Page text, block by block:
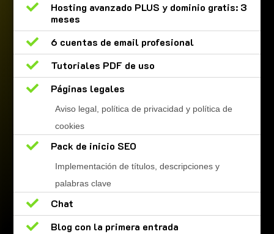

Hosting avanzado PLUS y dominio gratis: 3
meses

6 cuentas de email profesional

Tutoriales PDF de uso

Páginas legales
Aviso legal, política de privacidad y política de
cookies
 Pack de inicio SEO
Implementación de títulos, descripciones y
palabras clave

Chat

Blog con la primera entrada